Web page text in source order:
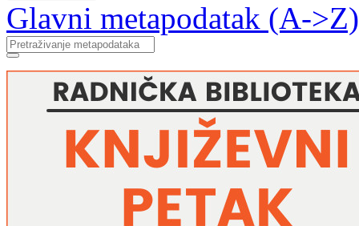
Glavni metapodatak (A->Z)